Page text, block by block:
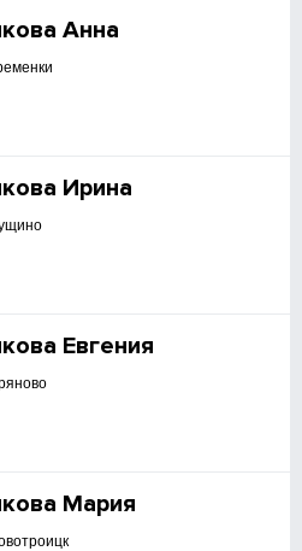
Анна
Ирина
Евгения
Мария